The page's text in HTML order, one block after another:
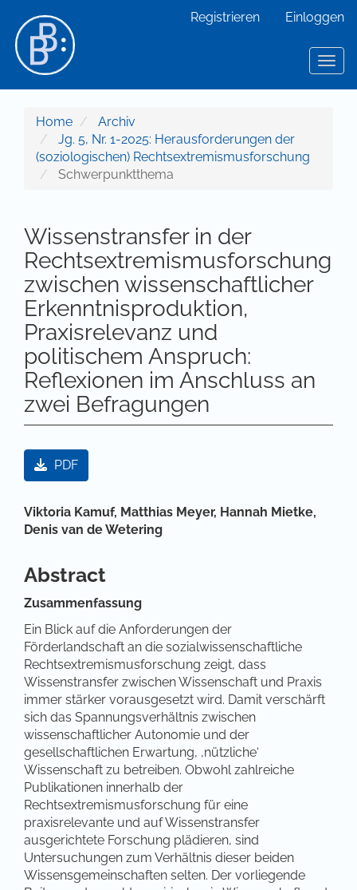
Hauptinhalt
Sidebar
Registrieren Einloggen
Home
Archiv
Jg. 5, Nr. 1-2025: Herausforderungen der
(soziologischen) Rechtsextremismusforschung
Schwerpunktthema
Wissenstransfer in der
Rechtsextremismusforschung
zwischen wissenschaftlicher
Erkenntnisproduktion,
Praxisrelevanz und
politischem Anspruch:
Reflexionen im Anschluss an
zwei Befragungen
Artikel-Sidebar
PDF
Hauptsächlicher Artikelinhalt
Viktoria Kamuf, Matthias Meyer, Hannah Mietke,
Denis van de Wetering
Abstract
Zusammenfassung
Ein Blick auf die Anforderungen der
Förderlandschaft an die sozialwissenschaftliche
Rechtsextremismusforschung zeigt, dass
Wissenstransfer zwischen Wissenschaft und Praxis
immer stärker vorausgesetzt wird. Damit verschärft
sich das Spannungsverhältnis zwischen
wissenschaftlicher Autonomie und der
gesellschaftlichen Erwartung, ‚nützliche‘
Wissenschaft zu betreiben. Obwohl zahlreiche
Publikationen innerhalb der
Rechtsextremismusforschung für eine
praxisrelevante und auf Wissenstransfer
ausgerichtete Forschung plädieren, sind
Untersuchungen zum Verhältnis dieser beiden
Wissensgemeinschaften selten. Der vorliegende